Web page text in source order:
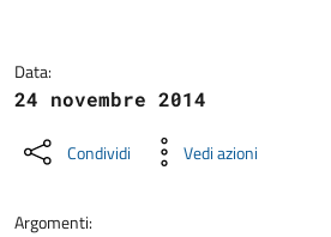
Data:
24 novembre 2014
Condividi Vedi azioni
Argomenti: